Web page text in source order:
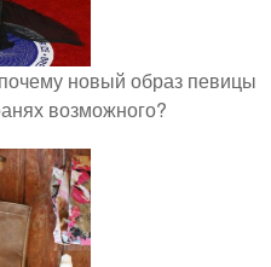
новый образ певицы
возможного?